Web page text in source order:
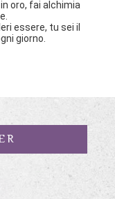
oro, fai alchimia
essere, tu sei il
giorno.